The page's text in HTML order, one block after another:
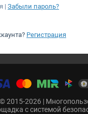
| Забыли пароль?
Регистрация
© 2015-2026 |
с системой